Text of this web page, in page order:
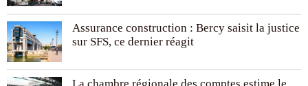
Assurance construction : Bercy saisit la justice
sur SFS, ce dernier réagit
La chambre régionale des comptes estime le